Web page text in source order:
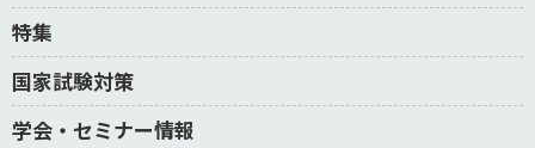
特集
国家試験対策
学会・セミナー情報